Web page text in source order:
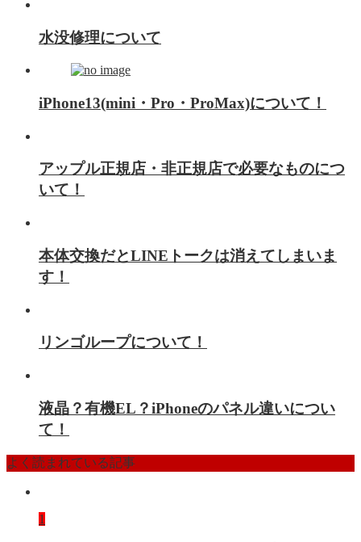
水没修理について
iPhone13(mini・Pro・ProMax)について！
アップル正規店・非正規店で必要なものにつ
いて！
本体交換だとLINEトークは消えてしまいま
す！
リンゴループについて！
液晶？有機EL？iPhoneのパネル違いについ
て！
よく読まれている記事
1